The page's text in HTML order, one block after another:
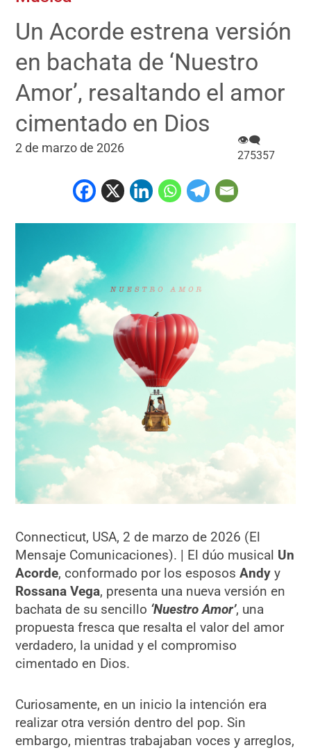
Un Acorde estrena versión
en bachata de ‘Nuestro
Amor’, resaltando el amor
cimentado en Dios
2 de marzo de 2026
👁‍🗨
275357
Connecticut, USA, 2 de marzo de 2026 (El
Mensaje Comunicaciones). | El dúo musical Un
Acorde, conformado por los espososAndy y
Rossana Vega, presenta una nueva versión en
bachata de su sencillo ‘Nuestro Amor’, una
propuesta fresca que resalta el valor del amor
verdadero, la unidad y el compromiso
cimentado en Dios.
Curiosamente, en un inicio la intención era
realizar otra versión dentro del pop. Sin
embargo, mientras trabajaban voces y arreglos,